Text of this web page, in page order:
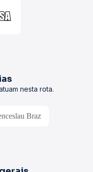
nesta rota.
Braz